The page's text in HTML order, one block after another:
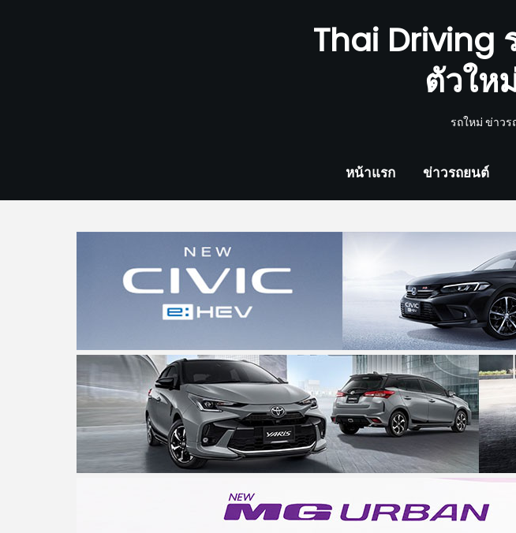
Thai Driving
ตัวให
รถใหม่ ข่าวร
หน้าแรก ข่าวรถยนต์